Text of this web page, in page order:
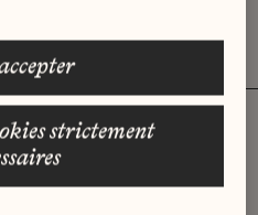
trouvé d'offre